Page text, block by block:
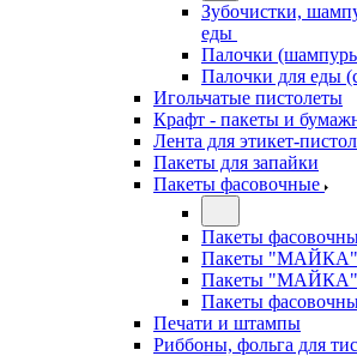
Зубочистки,
еды
Палочки
Палочки для еды
Игольчатые пистолеты
Крафт - пакеты и
Лента для этикет-
Пакеты для запайки
Пакеты фасовочные
Пакеты
Пакеты "МАЙКА"
Пакеты "МАЙКА"
Пакеты
Печати и штампы
Риббоны, фольга для